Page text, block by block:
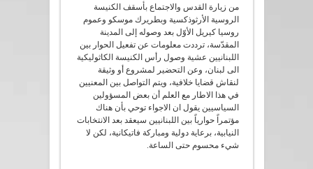
من زيارة القدس والاجتماع بأسقف الكنيسة
الروسية الأرثوذكسية وبطريرك موسكو وعموم
روسيا كيريل الأوّل بعد وصوله إلى المدينة
المقدّسة، ترددت معلومات عن تفعيل الحوار بين
اللبنانيين عشية وصول رأس الكنيسة الكاثوليكية
الى لبنان، وعن التحضير لمشروع أو وثيقة
لنقاش قضايا خلافية، ويتم التواصل بين المعنيين
في هذا الاطار مع العلم أن بعض المسؤولين
السياسيين يقول ان الاجواء توحي بأن هناك
مؤتمراً حوارياً بين اللبنانيين سيعقد بعد الانتخابات
النيابية، برعاية دولية ومباركة فاتيكانية، لكن لا
شيء محسوم حتى الساعة.